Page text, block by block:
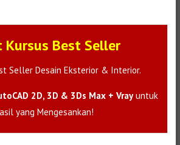
Kursus Best Seller
Seller Desain Eksterior & Interior.
2D, 3D & 3Ds Max + Vrayuntuk
yang Mengesankan!